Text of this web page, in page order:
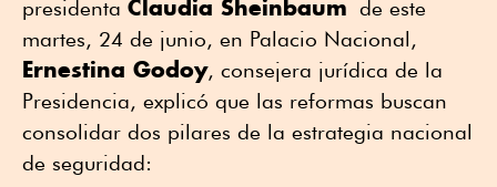
presidenta Claudia Sheinbaum de este
martes, 24 de junio, en Palacio Nacional,
Ernestina Godoy, consejera jurídica de la
Presidencia, explicó que las reformas buscan
consolidar dos pilares de la estrategia nacional
de seguridad: